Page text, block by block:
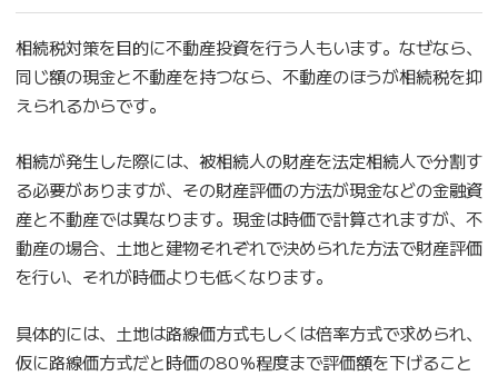
相続税対策を目的に不動産投資を行う人もいます。なぜなら、
同じ額の現金と不動産を持つなら、不動産のほうが相続税を抑
えられるからです。
相続が発生した際には、被相続人の財産を法定相続人で分割す
る必要がありますが、その財産評価の方法が現金などの金融資
産と不動産では異なります。現金は時価で計算されますが、不
動産の場合、土地と建物それぞれで決められた方法で財産評価
を行い、それが時価よりも低くなります。
具体的には、土地は路線価方式もしくは倍率方式で求められ、
仮に路線価方式だと時価の80％程度まで評価額を下げること